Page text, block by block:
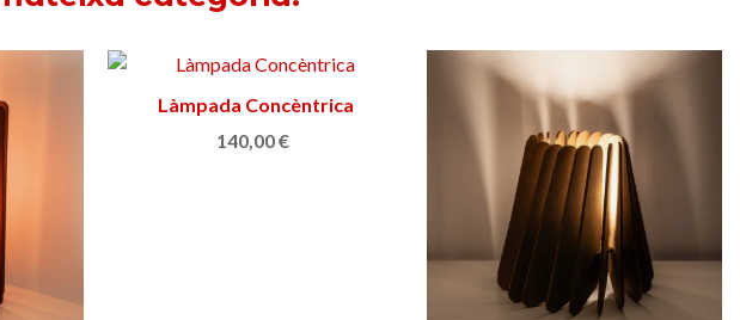
Triar opció
Làmpada de sostre Niuet
392,00 €
Afegir a la cistella
Làmpada Nazaré
149,00 €